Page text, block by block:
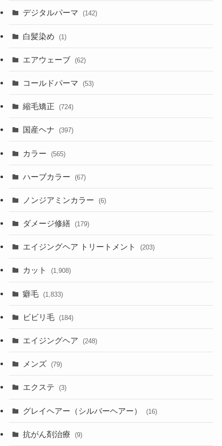
デジタルパーマ (142)
白髪染め (1)
エアウェーブ (62)
コールドパーマ (53)
縮毛矯正 (724)
国産ヘナ (397)
カラー (565)
ハーブカラー (67)
ノンジアミンカラー (6)
ダメージ修繕 (179)
エイジングヘア トリートメント (203)
カット (1,908)
癖毛 (1,833)
ビビリ毛 (184)
エイジングヘア (248)
メンズ (79)
エクステ (3)
グレイヘアー（シルバーヘアー） (16)
抗がん剤治療 (9)